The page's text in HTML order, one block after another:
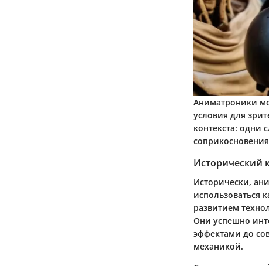
Аниматроники
условия для
контекста: одни
Исторический
Исторически,
использоваться
развитием
Они успешно
эффектами до
механикой.